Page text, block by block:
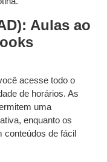
Aulas ao
acesse todo o
de horários. As
uma
enquanto os
conteúdos de fácil